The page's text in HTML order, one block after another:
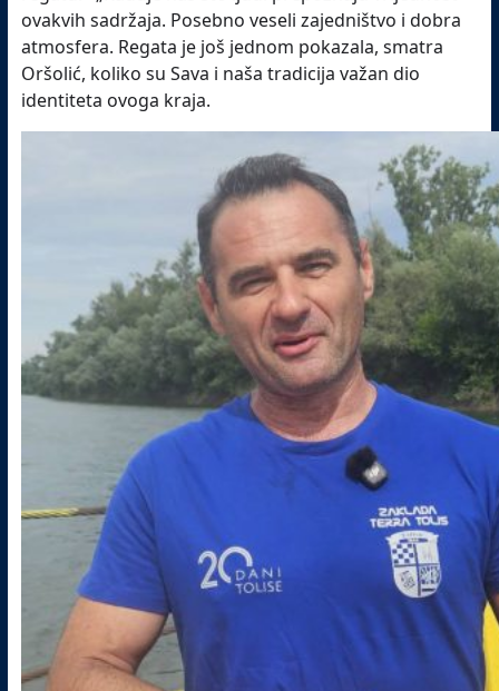
ovakvih sadržaja. Posebno veseli zajedništvo i dobra
atmosfera. Regata je još jednom pokazala, smatra
Oršolić, koliko su Sava i naša tradicija važan dio
identiteta ovoga kraja.